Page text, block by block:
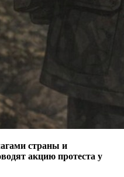
страны и
акцию протеста у